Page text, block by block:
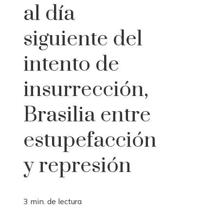
al día
siguiente del
intento de
insurrección,
Brasilia entre
estupefacción
y represión
3 min. de lectura